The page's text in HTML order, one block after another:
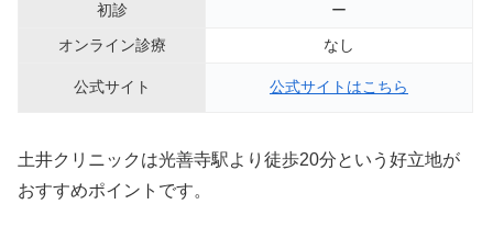
初診
ー
オンライン診療
なし
公式サイト 公式サイトはこちら
土井クリニックは光善寺駅より徒歩20分という好立地が
おすすめポイントです。